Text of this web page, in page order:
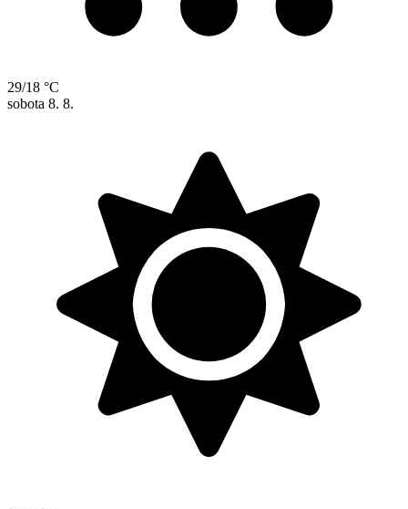
29/18 °C
sobota 8. 8.